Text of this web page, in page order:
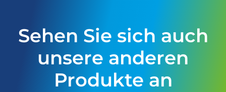
Sehen Sie sich auch
unsere anderen
Produkte an